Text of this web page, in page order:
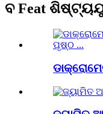
ବ Feat